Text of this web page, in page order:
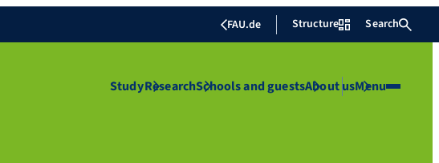
FAU.de Structure Search
StudyResearchSchools and guestsAbout usMenu